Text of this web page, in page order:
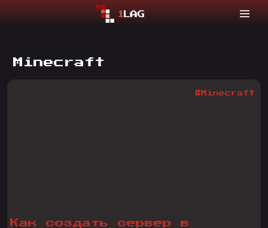
Minecraft
Как создать сервер в
#Minecraft